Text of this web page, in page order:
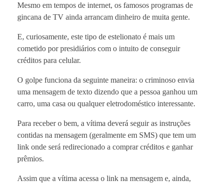
Mesmo em tempos de internet, os famosos programas de
gincana de TV ainda arrancam dinheiro de muita gente.
E, curiosamente, este tipo de estelionato é mais um
cometido por presidiários com o intuito de conseguir
créditos para celular.
O golpe funciona da seguinte maneira: o criminoso envia
uma mensagem de texto dizendo que a pessoa ganhou um
carro, uma casa ou qualquer eletrodoméstico interessante.
Para receber o bem, a vítima deverá seguir as instruções
contidas na mensagem (geralmente em SMS) que tem um
link onde será redirecionado a comprar créditos e ganhar
prêmios.
Assim que a vítima acessa o link na mensagem e, ainda,